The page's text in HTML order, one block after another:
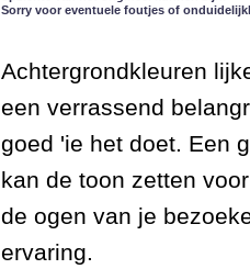
Sorry voor eventuele foutjes of
Achtergrondkleuren
een verrassend
goed 'ie het doet. Een
kan de toon zetten
de ogen van je
ervaring.